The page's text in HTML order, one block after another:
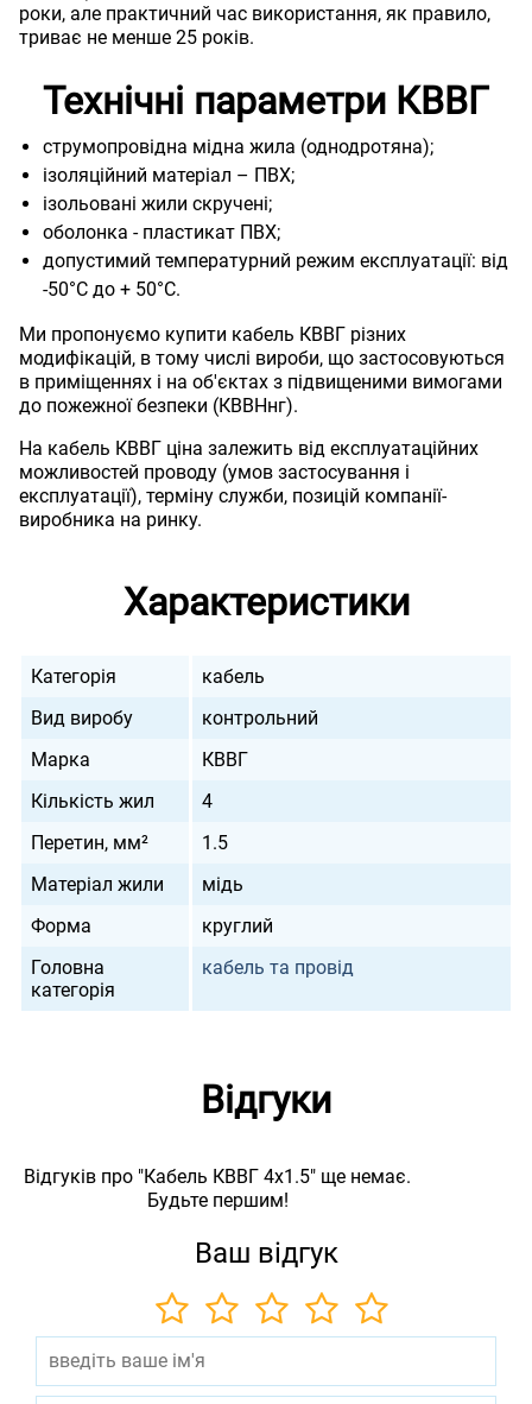
роки, але практичний час використання, як правило,
триває не менше 25 років.
Технічні параметри КВВГ
струмопровідна мідна жила (однодротяна);
ізоляційний матеріал – ПВХ;
ізольовані жили скручені;
оболонка - пластикат ПВХ;
допустимий температурний режим експлуатації: від
-50°С до + 50°С.
Ми пропонуємо купити кабель КВВГ різних
модифікацій, в тому числі вироби, що застосовуються
в приміщеннях і на об'єктах з підвищеними вимогами
до пожежної безпеки (КВВНнг).
На кабель КВВГ ціна залежить від експлуатаційних
можливостей проводу (умов застосування і
експлуатації), терміну служби, позицій компанії-
виробника на ринку.
Характеристики
Категорія
кабель
Вид виробу
контрольний
Марка
КВВГ
Кількість жил
4
Перетин, мм²
1.5
Матеріал жили
мідь
Форма
круглий
Головна
категорія
кабель та провід
Відгуки
Відгуків про "Кабель КВВГ 4х1.5" ще немає.
Будьте першим!
Ваш відгук